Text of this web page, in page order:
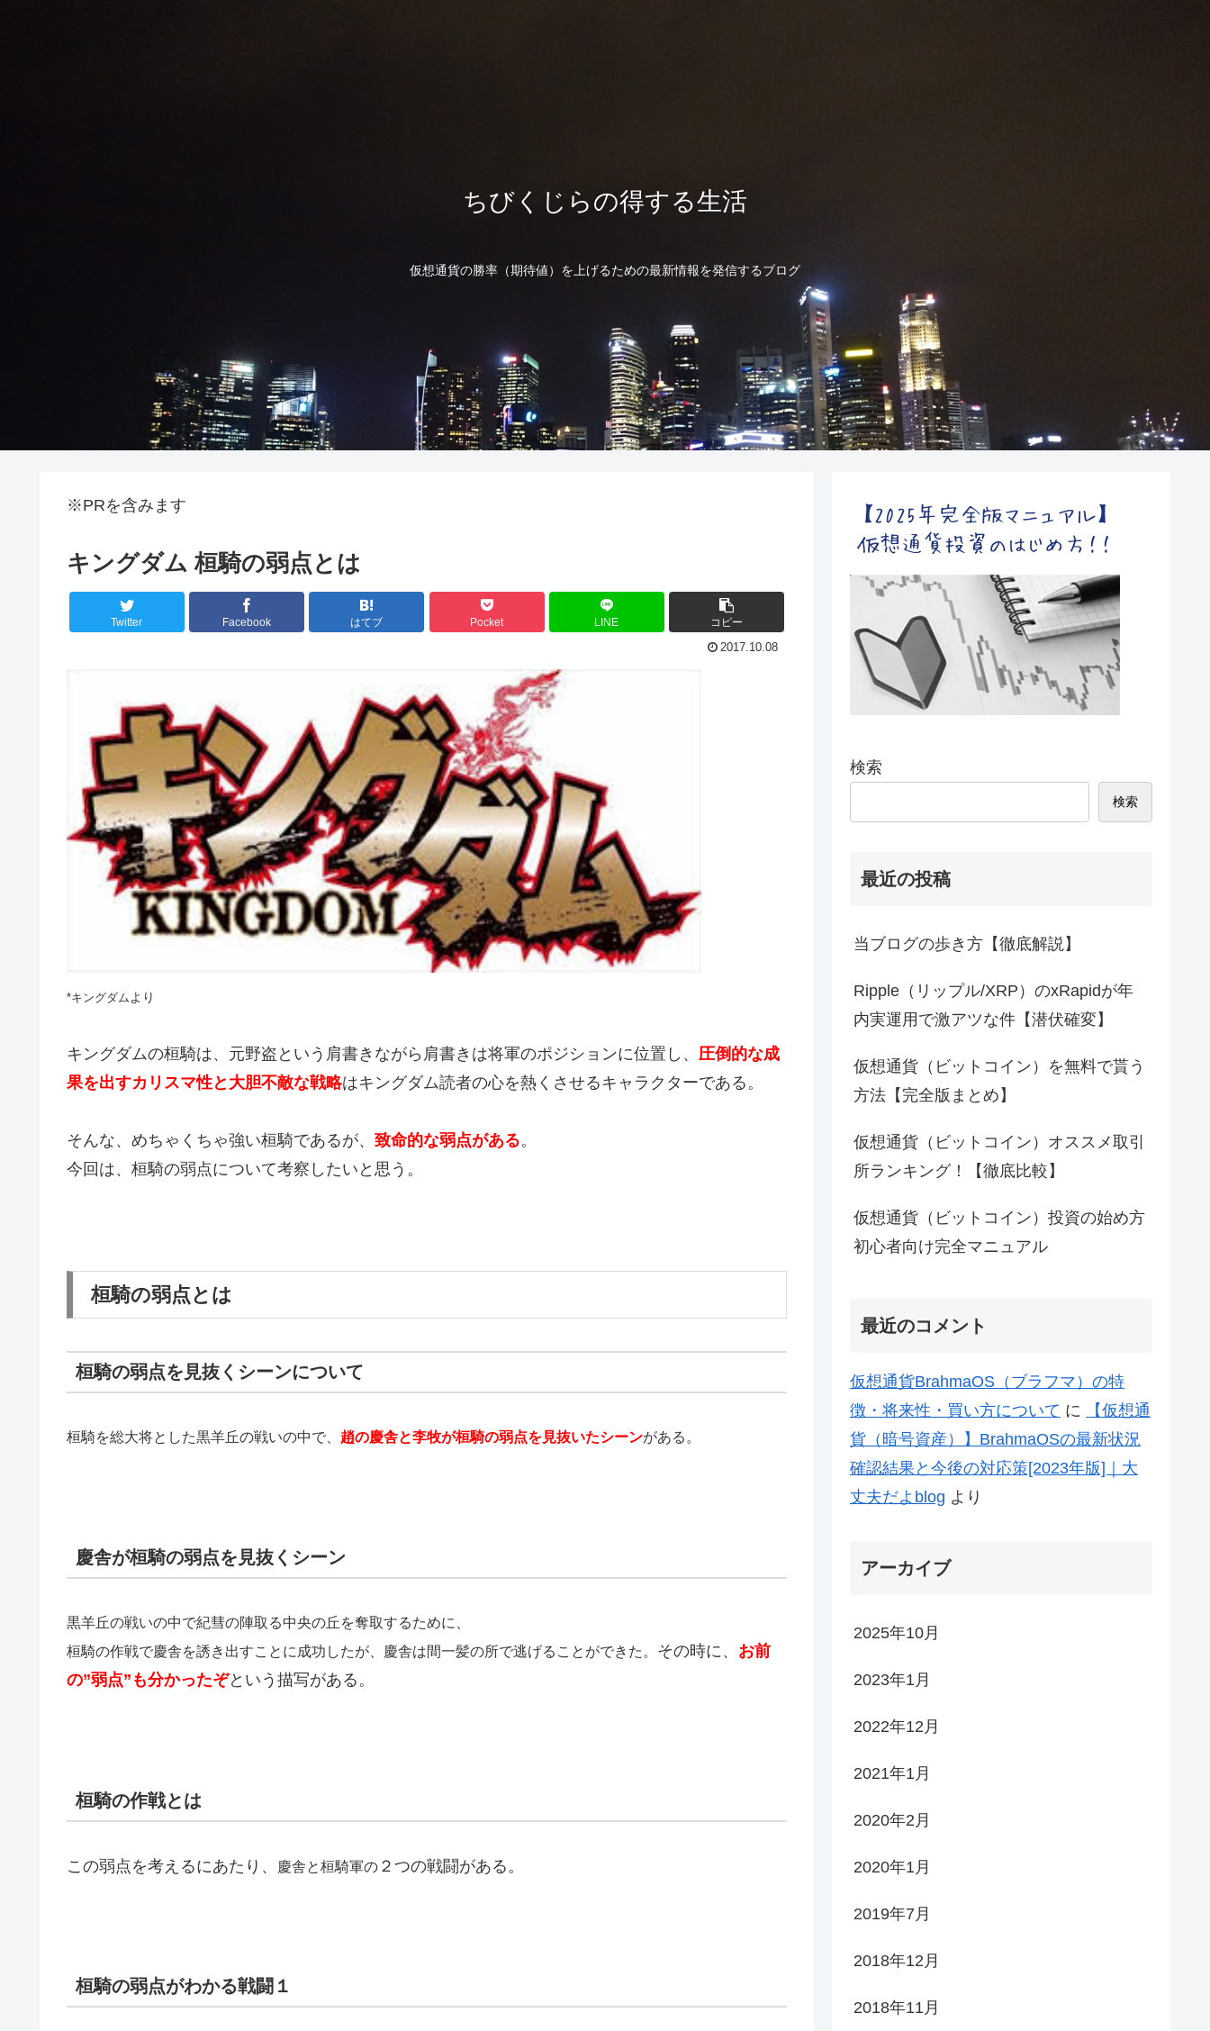
ちびくじらの得する生活
仮想通貨の勝率（期待値）を上げるための最新情報を発信するブログ
※PRを含みます
キングダム 桓騎の弱点とは
Twitter Facebook はてブ Pocket LINE コピー
2017.10.08
*キングダム より
キングダムの桓騎は、元野盗という肩書きながら肩書きは将軍のポジションに位置し、 圧倒的な成
果を出すカリスマ性と大胆不敵な戦略はキングダム読者の心を熱くさせるキャラクターである。
そんな、めちゃくちゃ強い桓騎であるが、 致命的な弱点がある。
今回は、桓騎の弱点について考察したいと思う。
桓騎の弱点とは
桓騎の弱点を見抜くシーンについて
桓騎を総大将とした黒羊丘の戦いの中で、 趙の慶舎と李牧が桓騎の弱点を見抜いたシーンがある。
慶舎が桓騎の弱点を見抜くシーン
黒羊丘の戦いの中で紀彗の陣取る中央の丘を奪取するために、
桓騎の作戦で慶舎を誘き出すことに成功したが、慶舎は間一髪の所で逃げることができた。 その時に、 お前
の”弱点”も分かったぞという描写がある。
桓騎の作戦とは
この弱点を考えるにあたり、 慶舎と桓騎軍の ２つの戦闘がある。
桓騎の弱点がわかる戦闘１
検索
検索
最近の投稿
当ブログの歩き方【徹底解説】
Ripple（リップル/XRP）のxRapidが年
内実運用で激アツな件【潜伏確変】
仮想通貨（ビットコイン）を無料で貰う
方法【完全版まとめ】
仮想通貨（ビットコイン）オススメ取引
所ランキング！【徹底比較】
仮想通貨（ビットコイン）投資の始め方
初心者向け完全マニュアル
最近のコメント
仮想通貨BrahmaOS（ブラフマ）の特
徴・将来性・買い方について に
【仮想通
貨（暗号資産）】BrahmaOSの最新状況
確認結果と今後の対応策[2023年版]｜大
丈夫だよblog より
アーカイブ
2025年10月
2023年1月
2022年12月
2021年1月
2020年2月
2020年1月
2019年7月
2018年12月
2018年11月